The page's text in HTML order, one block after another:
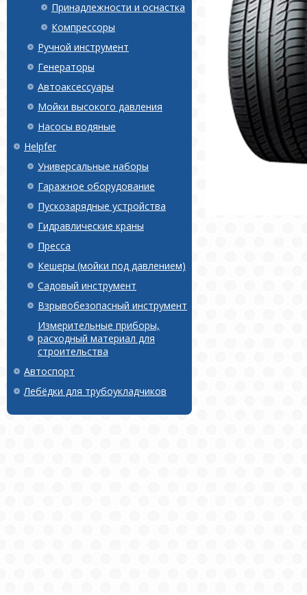
Принадлежности и оснастка
Компрессоры
Ручной инструмент
Генераторы
Автоаксессуары
Мойки высокого давления
Насосы водяные
Helpfer
Универсальные наборы
Гаражное оборудование
Пускозарядные устройства
Гидравлические краны
Пресса
Кешеры (мойки под давлением)
Садовый инструмент
Взрывобезопасный инструмент
Измерительные приборы,
расходный материал для
строительства
Автоспорт
Лебёдки для трубоукладчиков